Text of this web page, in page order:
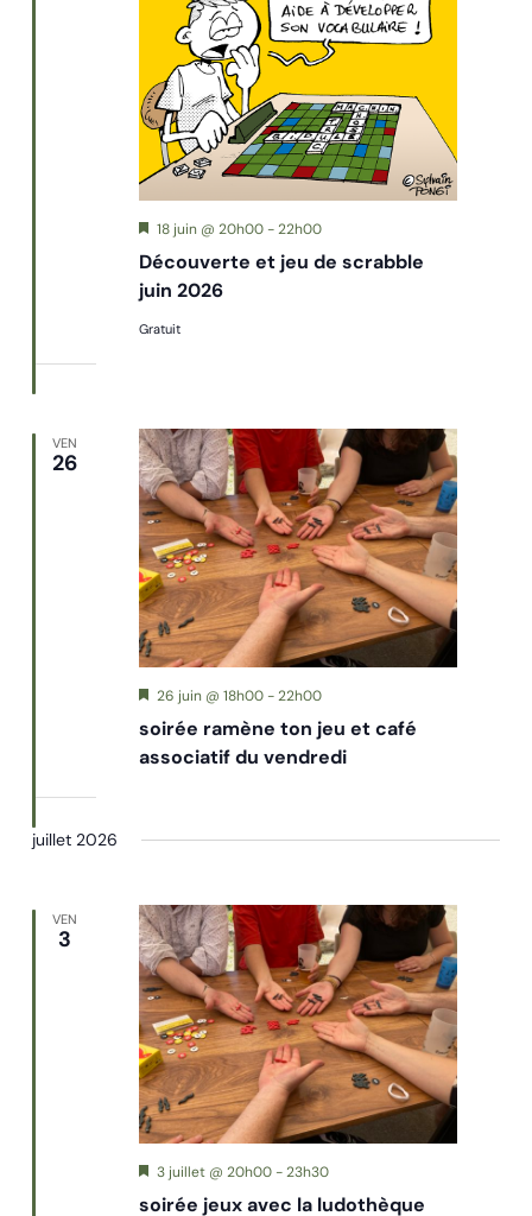
Découverte et jeu de scrabble
juin 2026
Mis
avant
18 juin @ 20h00-22h00
Gratuit
VEN
26
soirée ramène ton jeu et café
associatif du vendredi
Mis
avant
26 juin @ 18h00-22h00
juillet 2026
VEN
3
soirée jeux avec la ludothèque
Mis
avant
3 juillet @ 20h00-23h30